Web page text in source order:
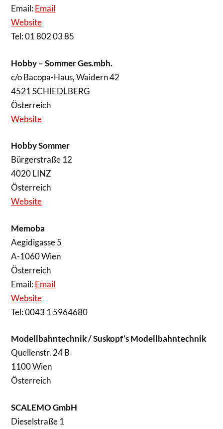
Email:Email
Website
Tel: 01 802 03 85
Hobby – Sommer Ges.mbh.
c/o Bacopa-Haus, Waidern 42
4521 SCHIEDLBERG
Österreich
Website
Hobby Sommer
Bürgerstraße 12
4020 LINZ
Österreich
Website
Memoba
Aegidigasse 5
A-1060 Wien
Österreich
Email:Email
Website
Tel: 0043 1 5964680
Modellbahntechnik / Suskopf’s Modellbahntechnik
Quellenstr. 24 B
1100 Wien
Österreich
SCALEMO GmbH
Dieselstraße 1